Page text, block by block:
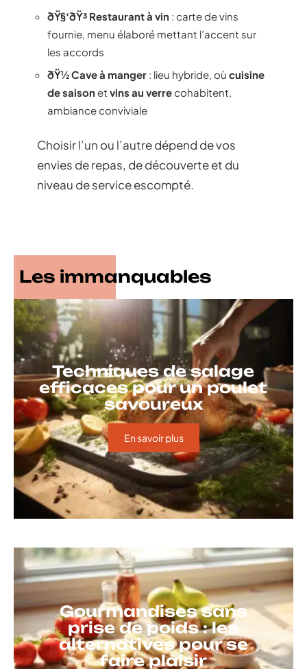
ðŸ§‘‍ðŸ³ Restaurant à vin : carte de vins
fournie, menu élaboré mettant l’accent sur
les accords
ðŸ½ Cave à manger : lieu hybride, où cuisine
de saisonet vins au verrecohabitent,
ambiance conviviale
Choisir l’un ou l’autre dépend de vos
envies de repas, de découverte et du
niveau de service escompté.
Les immanquables
Techniques de salage
efficaces pour un poulet
savoureux
En savoir plus
Gourmandises sans
prise de poids : les
alternatives pour se
faire plaisir